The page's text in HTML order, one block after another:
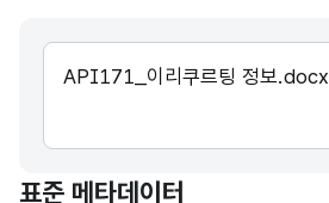
API171_이리쿠르팅 정보.docx
표준 메타데이터